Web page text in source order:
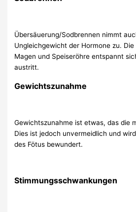
Übersäuerung/Sodbrennen nimmt
Ungleichgewicht der Hormone zu.
Magen und Speiseröhre entspannt
austritt.
Gewichtszunahme
Gewichtszunahme ist etwas, das die
Dies ist jedoch unvermeidlich und
des Fötus bewundert.
Stimmungsschwankungen